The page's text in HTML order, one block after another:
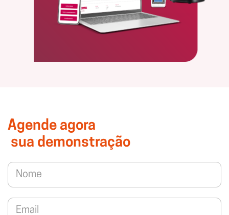
Agende agora
sua demonstração